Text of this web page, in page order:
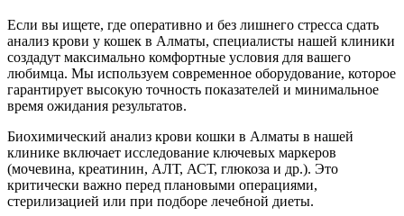
Если вы ищете, где оперативно и без лишнего стресса сдать
анализ крови у кошек в Алматы, специалисты нашей клиники
создадут максимально комфортные условия для вашего
любимца. Мы используем современное оборудование, которое
гарантирует высокую точность показателей и минимальное
время ожидания результатов.
Биохимический анализ крови кошки в Алматы в нашей
клинике включает исследование ключевых маркеров
(мочевина, креатинин, АЛТ, АСТ, глюкоза и др.). Это
критически важно перед плановыми операциями,
стерилизацией или при подборе лечебной диеты.